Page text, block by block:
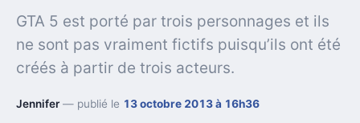
GTA 5 est porté par trois personnages et ils
ne sont pas vraiment fictifs puisqu’ils ont été
créés à partir de trois acteurs.
Jennifer— publié le 13 octobre 2013 à 16h36